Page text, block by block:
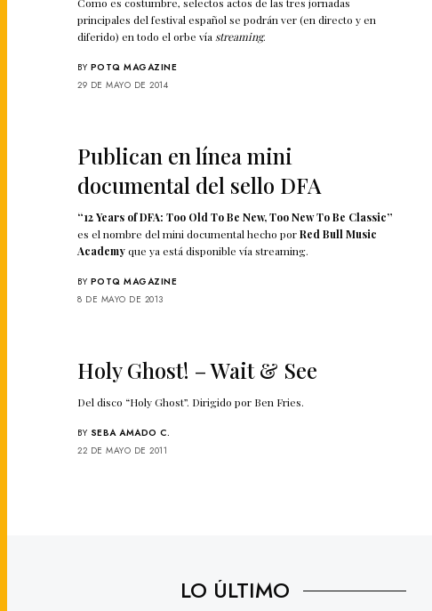
principales del festival español se podrán ver (en directo y en
diferido) en todo el orbe vía streaming.
BY POTQ MAGAZINE
29 DE MAYO DE 2014
Publican en línea mini
documental del sello DFA
“12 Years of DFA: Too Old To Be New, Too New To Be Classic”
es el nombre del mini documental hecho porRed Bull Music
Academyque ya está disponible vía streaming.
BY POTQ MAGAZINE
8 DE MAYO DE 2013
Holy Ghost! – Wait & See
Del disco “Holy Ghost”. Dirigido por Ben Fries.
BY SEBA AMADO C.
22 DE MAYO DE 2011
LO ÚLTIMO